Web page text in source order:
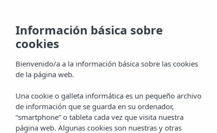
Información básica sobre
cookies
Bienvenido/a a la información básica sobre las cookies
de la página web.
Una cookie o galleta informática es un pequeño archivo
de información que se guarda en su ordenador,
“smartphone” o tableta cada vez que visita nuestra
página web. Algunas cookies son nuestras y otras